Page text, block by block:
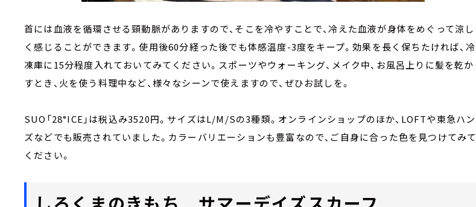
首には血液を循環させる頸動脈がありますので、そこを冷やすことで、冷えた血液が身体をめぐって涼し
く感じることができます。使用後60分経った後でも体感温度-3度をキープ。効果を長く保ちたければ、冷
凍庫に15分程度入れておいてみてください。スポーツやウォーキング、メイク中、お風呂上りに髪を乾か
すとき、火を使う料理中など、様々なシーンで使えますので、ぜひお試しを。
SUO「28°ICE」は税込み3520円。サイズはL/M/Sの3種類。オンラインショップのほか、LOFTや東急ハン
ズなどでも販売されていました。カラーバリエーションも豊富なので、ご自身に合った色を見つけてみて
ください。